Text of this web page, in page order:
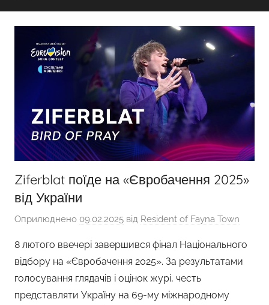
Ziferblat поїде на «Євробачення 2025»
від України
Оприлюднено 09.02.2025 від Resident of Fayna Town
8 лютого ввечері завершився фінал Національного
відбору на «Євробачення 2025». За результатами
голосування глядачів і оцінок журі, честь
представляти Україну на 69-му міжнародному